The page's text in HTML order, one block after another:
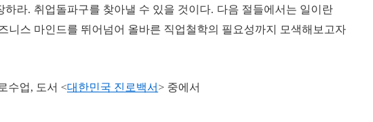
하라. 취업돌파구를 찾아낼 수 있을 것이다. 다음 절들에서는 일이란
니스 마인드를 뛰어넘어 올바른 직업철학의 필요성까지 모색해보고자
수업, 도서 <대한민국 진로백서> 중에서